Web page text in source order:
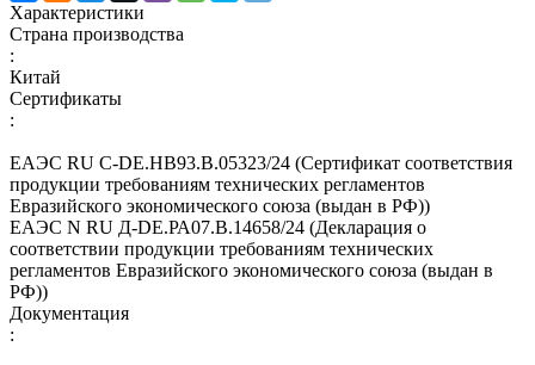
Характеристики
Страна производства
:
Китай
Сертификаты
:
ЕАЭС RU С-DE.НВ93.В.05323/24 (Сертификат соответствия
продукции требованиям технических регламентов
Евразийского экономического союза (выдан в РФ))
ЕАЭС N RU Д-DE.РА07.В.14658/24 (Декларация о
соответствии продукции требованиям технических
регламентов Евразийского экономического союза (выдан в
РФ))
Документация
: